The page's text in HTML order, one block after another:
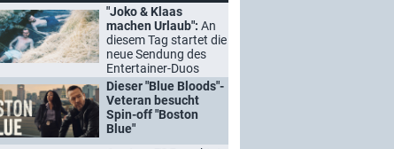
"Joko & Klaas
machen Urlaub": An
diesem Tag startet die
neue Sendung des
Entertainer-Duos
Dieser "Blue Bloods"-
Veteran besucht
Spin-off "Boston
Blue"